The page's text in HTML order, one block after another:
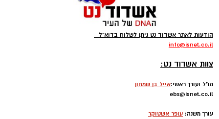
הודעות לאתר אשדוד נט ניתן לשלוח בדוא"ל -
info@isnet.co.il
צוות אשדוד נט:
מו"ל ועורך ראשי:אייל בן שמחון
ebs@isnet.co.il
עורך משנה: עופר אשטוקר